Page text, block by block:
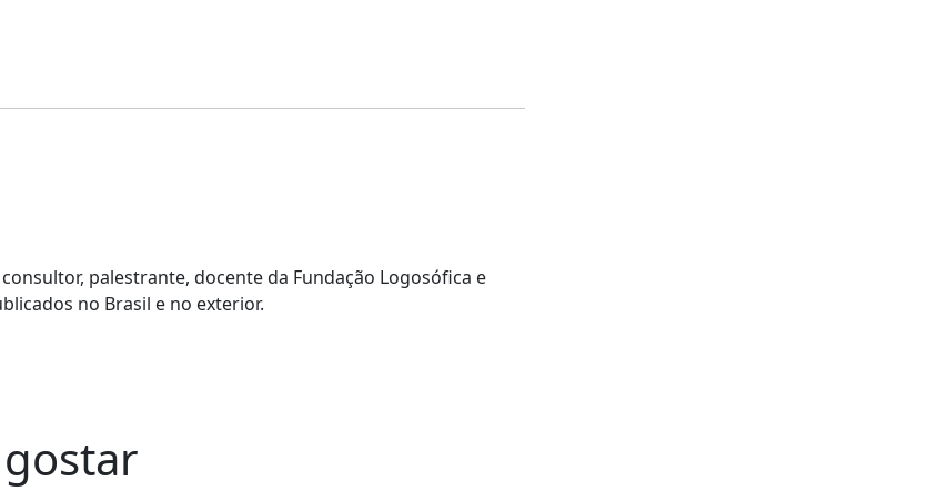
palestrante, docente da Fundação Logosófica e
no Brasil e no exterior.